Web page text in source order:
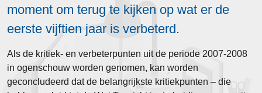
moment om terug te kijken op wat er de
eerste vijftien jaar is verbeterd.
Als de kritiek- en verbeterpunten uit de periode 2007-2008
in ogenschouw worden genomen, kan worden
geconcludeerd dat de belangrijkste kritiekpunten – die